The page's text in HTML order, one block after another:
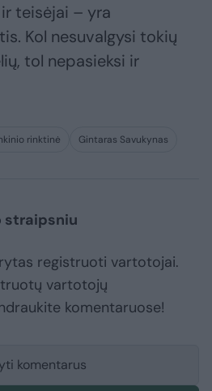
teisėjai – yra
Kol nesuvalgysi tokių
tol nepasieksi ir
rinktinė Gintaras Savukynas
straipsniu
registruoti vartotojai.
vartotojų
komentaruose!
komentarus